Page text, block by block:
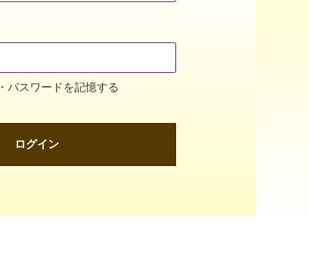
パスワードを記憶する
ログイン